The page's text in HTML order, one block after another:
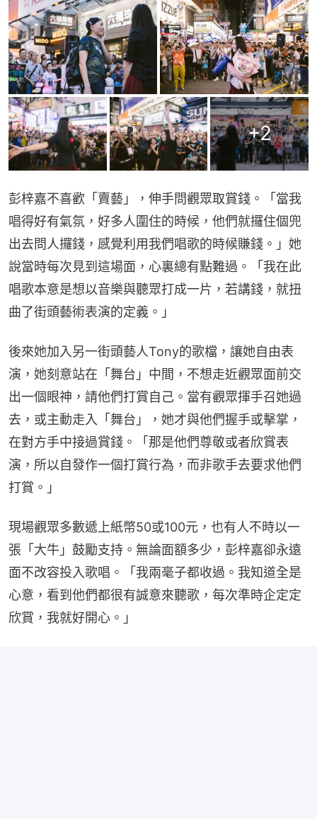
+2
彭梓嘉不喜歡「賣藝」，伸手問觀眾取賞錢。「當我
唱得好有氣氛，好多人圍住的時候，他們就攞住個兜
出去問人攞錢，感覺利用我們唱歌的時候賺錢。」她
說當時每次見到這場面，心裏總有點難過。「我在此
唱歌本意是想以音樂與聽眾打成一片，若講錢，就扭
曲了街頭藝術表演的定義。」
後來她加入另一街頭藝人Tony的歌檔，讓她自由表
演，她刻意站在「舞台」中間，不想走近觀眾面前交
出一個眼神，請他們打賞自己。當有觀眾揮手召她過
去，或主動走入「舞台」，她才與他們握手或擊掌，
在對方手中接過賞錢。「那是他們尊敬或者欣賞表
演，所以自發作一個打賞行為，而非歌手去要求他們
打賞。」
現場觀眾多數遞上紙幣50或100元，也有人不時以一
張「大牛」鼓勵支持。無論面額多少，彭梓嘉卻永遠
面不改容投入歌唱。「我兩毫子都收過。我知道全是
心意，看到他們都很有誠意來聽歌，每次準時企定定
欣賞，我就好開心。」